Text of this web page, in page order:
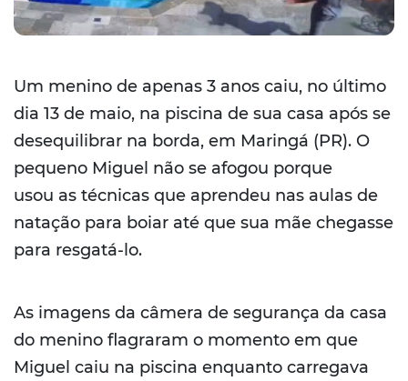
Um menino de apenas 3 anos caiu, no último
dia 13 de maio, na piscina de sua casa após se
desequilibrar na borda, em Maringá (PR). O
pequeno Miguel não se afogou porque
usou as técnicas que aprendeu nas aulas de
natação para boiar até que sua mãe chegasse
para resgatá-lo.
As imagens da câmera de segurança da casa
do menino flagraram o momento em que
Miguel caiu na piscina enquanto carregava